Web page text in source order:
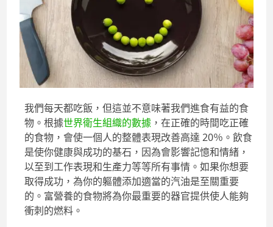
我們每天都吃飯，但這並不意味著我們進食有益的食
物。根據世界衛生組織的數據 ，在正確的時間吃正確
的食物，會使一個人的整體表現改善高達 20％。飲食
是使你健康與成功的基石，因為會影響記憶和情緒，
以至到工作表現和生產力等等所有事情。如果你想要
取得成功，為你的軀體添加適當的汽油是至關重要
的。富營養的食物將為你最重要的器官提供使人能夠
衝刺的燃料。